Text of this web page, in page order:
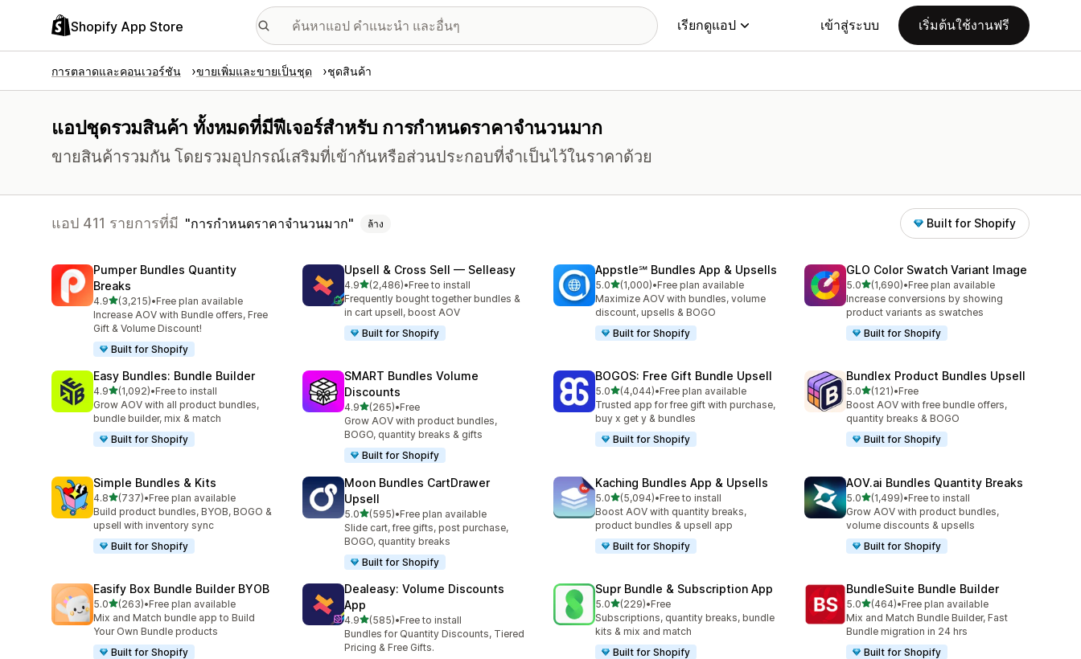
Shopify App Store เรียกดูแอป เข้าสู่ระบบ เริ่มต้นใช้งานฟรี
การตลาดและคอนเวอร์ชัน ขายเพิ่มและขายเป็นชุด ชุดสินค้า
แอปชุดรวมสินค้า ทั้งหมดที่มีฟีเจอร์สำหรับ การกำหนดราคาจำนวนมาก
ขายสินค้ารวมกัน โดยรวมอุปกรณ์เสริมที่เข้ากันหรือส่วนประกอบที่จำเป็นไว้ในราคาด้วย
แอป 411 รายการที่มี การกำหนดราคาจำนวนมาก ล้าง Built for Shopify
Pumper Bundles Quantity
Breaks
4.9เต็ม 5 ดาว
(3,215)
ทั้งหมด 3215 รีวิว
•Free plan available
Increase AOV with Bundle offers, Free
Gift & Volume Discount!
Built for Shopify
Upsell & Cross Sell — Selleasy
4.9เต็ม 5 ดาว
(2,486)
ทั้งหมด 2486 รีวิว
•Free to install
Frequently bought together bundles &
in cart upsell, boost AOV
Built for Shopify
Appstle℠ Bundles App & Upsells
5.0เต็ม 5 ดาว
(1,000)
ทั้งหมด 1000 รีวิว
•Free plan available
Maximize AOV with bundles, volume
discount, upsells & BOGO
Built for Shopify
GLO Color Swatch Variant Image
5.0เต็ม 5 ดาว
(1,690)
ทั้งหมด 1690 รีวิว
•Free plan available
Increase conversions by showing
product variants as swatches
Built for Shopify
Easy Bundles: Bundle Builder
4.9เต็ม 5 ดาว
(1,092)
ทั้งหมด 1092 รีวิว
•Free to install
Grow AOV with all product bundles,
bundle builder, mix & match
Built for Shopify
SMART Bundles Volume
Discounts
4.9เต็ม 5 ดาว
(265)
ทั้งหมด 265 รีวิว
•Free
Grow AOV with product bundles,
BOGO, quantity breaks & gifts
Built for Shopify
BOGOS: Free Gift Bundle Upsell
5.0เต็ม 5 ดาว
(4,044)
ทั้งหมด 4044 รีวิว
•Free plan available
Trusted app for free gift with purchase,
buy x get y & bundles
Built for Shopify
Bundlex Product Bundles Upsell
5.0เต็ม 5 ดาว
(121)
ทั้งหมด 121 รีวิว
•Free
Boost AOV with free bundle offers,
quantity breaks & BOGO
Built for Shopify
Simple Bundles & Kits
4.8เต็ม 5 ดาว
(737)
ทั้งหมด 737 รีวิว
•Free plan available
Build product bundles, BYOB, BOGO &
upsell with inventory sync
Built for Shopify
Moon Bundles CartDrawer
Upsell
5.0เต็ม 5 ดาว
(595)
ทั้งหมด 595 รีวิว
•Free plan available
Slide cart, free gifts, post purchase,
BOGO, quantity breaks
Built for Shopify
Kaching Bundles App & Upsells
5.0เต็ม 5 ดาว
(5,094)
ทั้งหมด 5094 รีวิว
•Free to install
Boost AOV with quantity breaks,
product bundles & upsell app
Built for Shopify
AOV.ai Bundles Quantity Breaks
5.0เต็ม 5 ดาว
(1,499)
ทั้งหมด 1499 รีวิว
•Free to install
Grow AOV with product bundles,
volume discounts & upsells
Built for Shopify
Easify Box Bundle Builder BYOB
5.0เต็ม 5 ดาว
(263)
ทั้งหมด 263 รีวิว
•Free plan available
Mix and Match bundle app to Build
Your Own Bundle products
Built for Shopify
Dealeasy: Volume Discounts
App
4.9เต็ม 5 ดาว
(585)
ทั้งหมด 585 รีวิว
•Free to install
Bundles for Quantity Discounts, Tiered
Pricing & Free Gifts.
Supr Bundle & Subscription App
5.0เต็ม 5 ดาว
(229)
ทั้งหมด 229 รีวิว
•Free
Subscriptions, quantity breaks, bundle
kits & mix and match
Built for Shopify
BundleSuite Bundle Builder
5.0เต็ม 5 ดาว
(464)
ทั้งหมด 464 รีวิว
•Free plan available
Mix and Match Bundle Builder, Fast
Bundle migration in 24 hrs
Built for Shopify